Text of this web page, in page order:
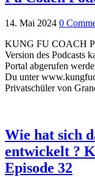
14. Mai 2024 0
KUNG FU COACH
Version des Podcasts
Portal abgerufen
Du unter
Privatschüler von
Wie hat sich
entwickelt ?
Episode 32